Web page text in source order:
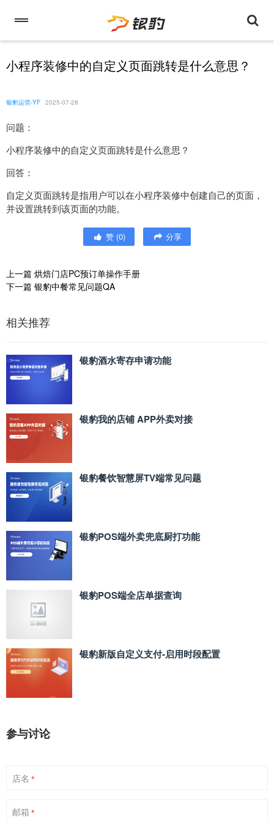
小程序装修中的自定义页面跳转是什么意思？
银豹运营-YF 2025-07-28
问题：
小程序装修中的自定义页面跳转是什么意思？
回答：
自定义页面跳转是指用户可以在小程序装修中创建自己的页面，
并设置跳转到该页面的功能。
赞 (0) 分享
上一篇 烘焙门店PC预订单操作手册
下一篇 银豹中餐常见问题QA
相关推荐
银豹酒水寄存申请功能
银豹我的店铺 APP外卖对接
银豹餐饮智慧屏TV端常见问题
银豹POS端外卖兜底厨打功能
银豹POS端全店单据查询
银豹新版自定义支付‑启用时段配置
参与讨论
店名 *
邮箱 *